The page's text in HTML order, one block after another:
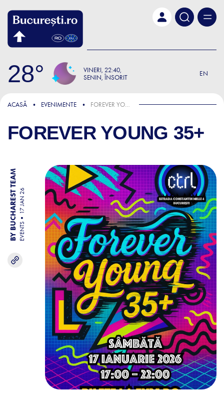
28 VINERI 22:40
SENIN, ÎNSORIT
EN
ACASĂ EVENIMENTE FOREVER YOUNG 35+
FOREVER YOUNG 35+
BY BUCHAREST TEAM EVENTS
17 JAN 26